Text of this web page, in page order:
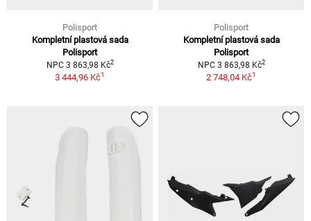
Polisport
Kompletní plastová sada
Polisport
NPC 3 863,98 Kč2
3 444,96 Kč1
Polisport
Kompletní plastová sada
Polisport
NPC 3 863,98 Kč2
2 748,04 Kč1